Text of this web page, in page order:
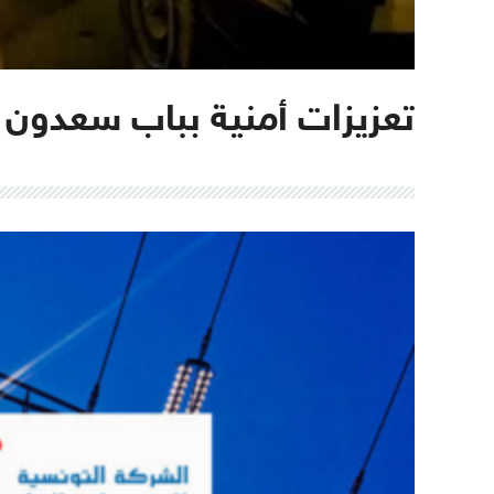
تعزيزات أمنية بباب